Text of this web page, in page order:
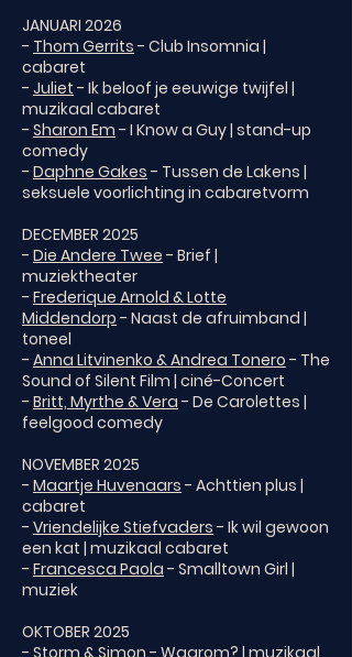
JANUARI 2026
- Thom Gerrits - Club Insomnia |
cabaret
- Juliet - Ik beloof je eeuwige twijfel |
muzikaal cabaret
- Sharon Em - I Know a Guy | stand-up
comedy
- Daphne Gakes - Tussen de Lakens |
seksuele voorlichting in cabaretvorm
DECEMBER 2025
- Die Andere Twee - Brief |
muziektheater
- Frederique Arnold & Lotte
Middendorp - Naast de afruimband |
toneel
- Anna Litvinenko & Andrea Tonero - The
Sound of Silent Film | ciné-Concert
- Britt, Myrthe & Vera - De Carolettes |
feelgood comedy
NOVEMBER 2025
- Maartje Huvenaars - Achttien plus |
cabaret
- Vriendelijke Stiefvaders - Ik wil gewoon
een kat | muzikaal cabaret
- Francesca Paola - Smalltown Girl |
muziek
OKTOBER 2025
- Storm & Simon - Waarom? | muzikaal